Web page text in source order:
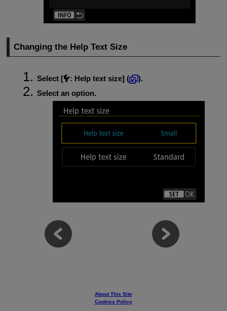
Changing the Help Text Size
Select [ : Help text size] (
).
Select an option.
About This Site
Cookies Policy